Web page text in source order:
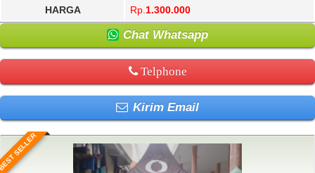
HARGA Rp. 1.300.000
Chat Whatsapp
Telphone
Kirim Email
SELLER